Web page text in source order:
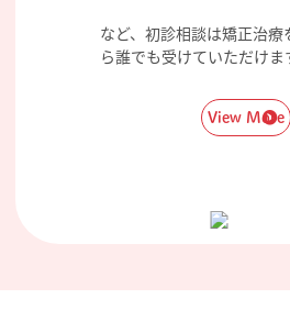
など、初診相談は矯正治療
ら誰でも受けていただけま
View More